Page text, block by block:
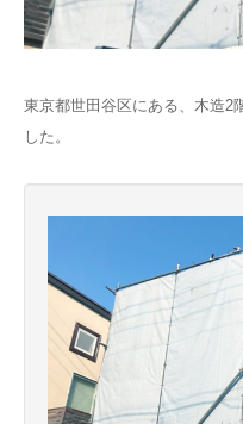
東京都世田谷区にある、木造2
した。